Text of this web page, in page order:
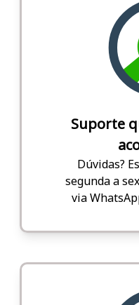
Suporte
Dúvidas?
segunda a
via